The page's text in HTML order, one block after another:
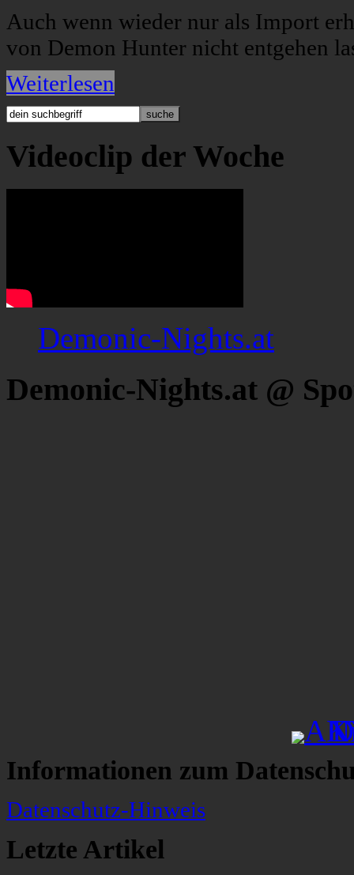
Auch wenn wieder nur als Import
von Demon Hunter nicht entgehen
Weiterlesen
Videoclip der Woche
Demonic-Nights.at
Demonic-Nights.at @
Informationen zum
Datenschutz-Hinweis
Letzte Artikel